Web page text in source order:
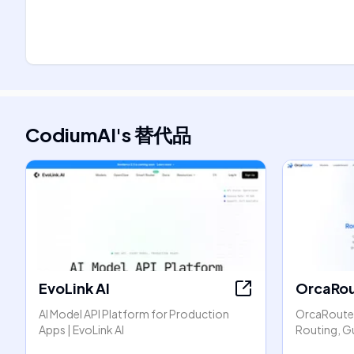
CodiumAI's替代品
EvoLink AI
AI Model API Platform for Production
Apps | EvoLink AI
Routing,